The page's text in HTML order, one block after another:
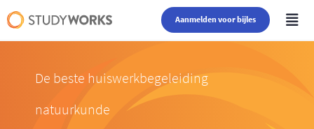
Aanmelden voor bijles
De beste huiswerkbegeleiding
natuurkunde